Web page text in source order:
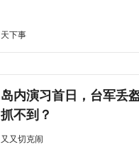
天下事
岛内演习首日，台军丢
抓不到？
又又切克闹